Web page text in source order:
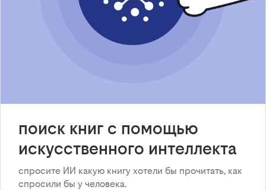
поиск книг с помощью
искусственного интеллекта
спросите ИИ какую книгу хотели бы прочитать, как
спросили бы у человека.